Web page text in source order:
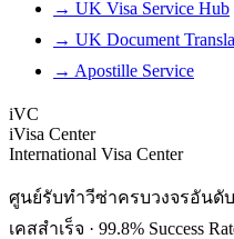
→ UK Visa Service Hub
→ UK Document
→ Apostille Service
iVC
iVisa Center
International Visa Center
ศูนย์รับทำวีซ่าครบวงจรอันดับ
เคสสำเร็จ · 99.8% Success